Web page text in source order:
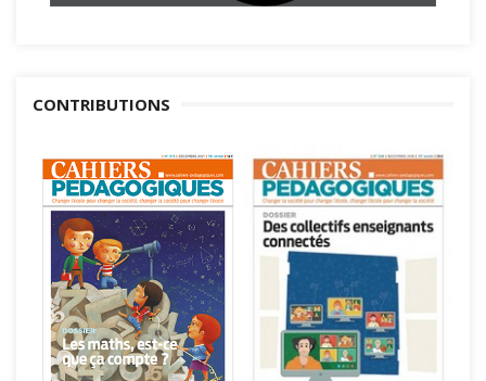
CONTRIBUTIONS